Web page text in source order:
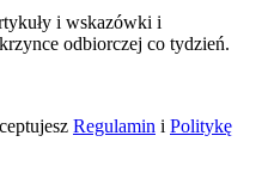
i wskazówki i
odbiorczej co tydzień.
Regulamin i Politykę